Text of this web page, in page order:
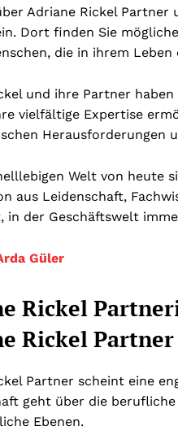
Adriane Rickel
Dort finden Sie
die in ihrem
und ihre Partner
vielfältige Expertise
Herausforderungen
Welt von heute
aus Leidenschaft,
in der Geschäftswelt
Güler
Rickel
Rickel Partner
Partner scheint eine
geht über die
Ebenen.